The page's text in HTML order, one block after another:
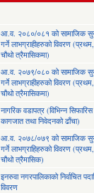
आ.व. २०८०/०८१ को सामाजिक
गर्ने लाभग्राहीहरुको विवरण
चौथो त्रैमासिकमा)
आ.व. २०७९/०८० को सामाजिक
गर्ने लाभग्राहीहरुको विवरण
चौथो त्रैमासिकमा)
नागरिक वडापत्र (विभिन्न
कागजात तथा निवेदनको ढाँचा)
आ.व. २०७८/०७९ को सामाजिक
गर्ने लाभग्राहिहरुको विवरण
चौथो त्रैमासिक)
इनरुवा नगरपालिकाको निर्वाचित
विवरण